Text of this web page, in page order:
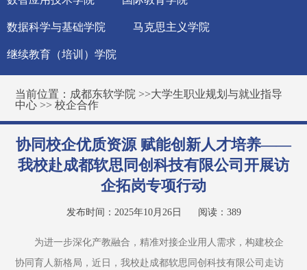
数据科学与基础学院 马克思主义学院
继续教育（培训）学院
当前位置： 成都东软学院 >>大学生职业规划与就业指导
中心 >>校企合作
协同校企优质资源 赋能创新人才培养——
我校赴成都软思同创科技有限公司开展访
企拓岗专项行动
发布时间：2025年10月26日 阅读： 389
为进一步深化产教融合，精准对接企业用人需求，构建校企
协同育人新格局，近日，我校赴成都软思同创科技有限公司走访